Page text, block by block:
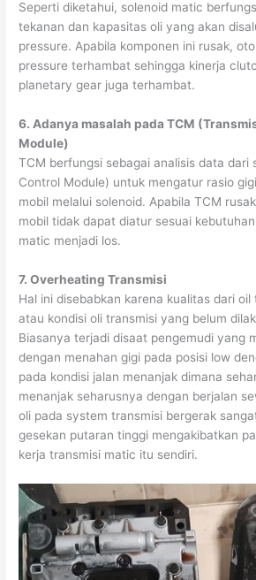
Seperti diketahui, solenoid matic
tekanan dan kapasitas oli yang akan
pressure. Apabila komponen ini rusak,
pressure terhambat sehingga kinerja
planetary gear juga terhambat.
6. Adanya masalah pada TCM
Module)
TCM berfungsi sebagai analisis data dari
Control Module) untuk mengatur rasio
mobil melalui solenoid. Apabila TCM
mobil tidak dapat diatur sesuai
matic menjadi los.
7. Overheating Transmisi
Hal ini disebabkan karena kualitas dari
atau kondisi oli transmisi yang belum
Biasanya terjadi disaat pengemudi yang
dengan menahan gigi pada posisi low
pada kondisi jalan menanjak dimana
menanjak seharusnya dengan berjalan
oli pada system transmisi bergerak
gesekan putaran tinggi mengakibatkan
kerja transmisi matic itu sendiri.